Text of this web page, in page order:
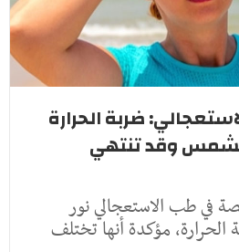
ضربة الحرارة
وقد تنتهي
في طب الاستعجالي نور
مؤكدة أنها تختلف